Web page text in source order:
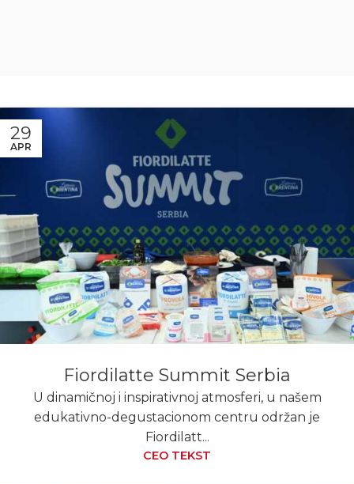
29
APR
Fiordilatte Summit Serbia
U dinamičnoj i inspirativnoj atmosferi, u našem
edukativno-degustacionom centru održan je
Fiordilatt...
CEO TEKST